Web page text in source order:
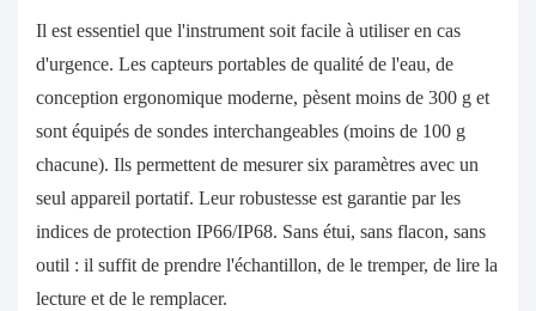
Il est essentiel que l'instrument soit facile à utiliser en cas
d'urgence. Les capteurs portables de qualité de l'eau, de
conception ergonomique moderne, pèsent moins de 300 g et
sont équipés de sondes interchangeables (moins de 100 g
chacune). Ils permettent de mesurer six paramètres avec un
seul appareil portatif. Leur robustesse est garantie par les
indices de protection IP66/IP68. Sans étui, sans flacon, sans
outil : il suffit de prendre l'échantillon, de le tremper, de lire la
lecture et de le remplacer.